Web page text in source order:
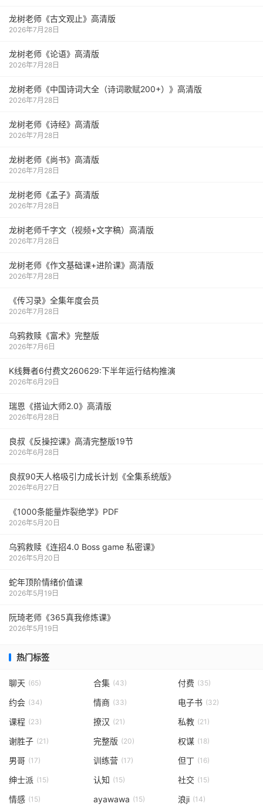
龙树老师《古文观止》高清版
2026年7月28日
龙树老师《论语》高清版
2026年7月28日
龙树老师《中国诗词大全（诗词歌赋200+）》高清版
2026年7月28日
龙树老师《诗经》高清版
2026年7月28日
龙树老师《尚书》高清版
2026年7月28日
龙树老师《孟子》高清版
2026年7月28日
龙树老师千字文（视频+文字稿）高清版
2026年7月28日
龙树老师《作文基础课+进阶课》高清版
2026年7月28日
《传习录》全集年度会员
2026年7月28日
乌鸦救赎《富术》完整版
2026年7月6日
K线舞者6付费文260629:下半年运行结构推演
2026年6月29日
瑞恩《搭讪大师2.0》高清版
2026年6月28日
良叔《反操控课》高清完整版19节
2026年6月28日
良叔90天人格吸引力成长计划《全集系统版》
2026年6月27日
《1000‮能条‬‎量‮裂炸‬‎绝学》PDF
2026年5月20日
乌鸦救赎《连招4.0 Boss game 私密课》
2026年5月20日
蛇年顶阶情绪价值课
2026年5月19日
阮琦老师《365真我修炼课》
2026年5月19日
热门标签
聊天 (65) 合集 (43) 付费 (35)
约会 (34) 情商 (33) 电子书 (32)
课程 (23) 撩汉 (21) 私教 (21)
谢胜子 (21) 完整版 (20) 权谋 (18)
男哥 (17) 训练营 (17) 但丁 (16)
绅士派 (15) 认知 (15) 社交 (15)
情感 (15) ayawawa (15) 浪ji (14)